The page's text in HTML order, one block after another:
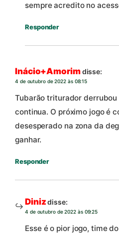
sempre acredito no
Responder
Inácio+Amorimdisse:
4 de outubro de 2022 às 08:15
Tubarão triturador derrubou
continua. O próximo jogo é
desesperado na zona da
ganhar.
Responder
Diniz disse:
4 de outubro de 2022 às 09:25
Esse é o pior jogo, time